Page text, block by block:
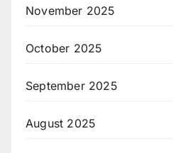
November 2025
October 2025
September 2025
August 2025